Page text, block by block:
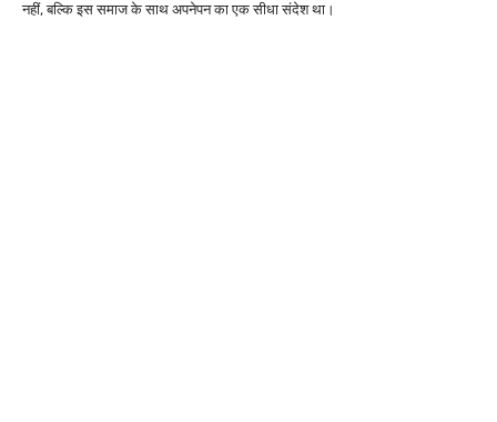
नहीं, बल्कि इस समाज के साथ अपनेपन का एक सीधा संदेश था।